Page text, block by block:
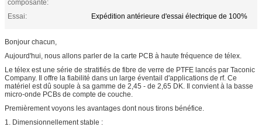
composante:
Essai: Expédition antérieure d'essai électrique de 100%
Bonjour chacun,
Aujourd'hui, nous allons parler de la carte PCB à haute fréquence de télex.
Le télex est une série de stratifiés de fibre de verre de PTFE lancés par Taconic
Company. Il offre la fiabilité dans un large éventail d'applications de rf. Ce
matériel est dû souple à sa gamme de 2,45 - de 2,65 DK. Il convient à la basse
micro-onde PCBs de compte de couche.
Premièrement voyons les avantages dont nous tirons bénéfice.
1. Dimensionnellement stable :